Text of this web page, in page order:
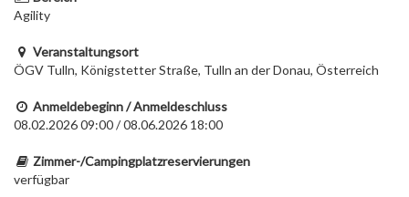
Agility
Veranstaltungsort
ÖGV Tulln, Königstetter Straße, Tulln an der Donau, Österreich
Anmeldebeginn / Anmeldeschluss
08.02.2026 09:00 / 08.06.2026 18:00
Zimmer-/Campingplatzreservierungen
verfügbar